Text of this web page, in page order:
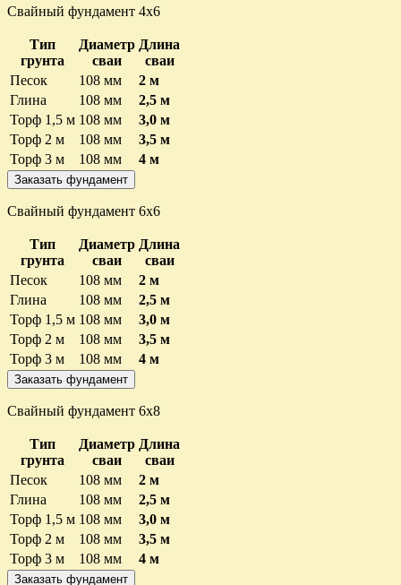
Свайный фундамент 4х6
Тип
грунта
Диаметр
сваи
Длина
сваи
Песок
108 мм
2 м
Глина
108 мм
2,5 м
Торф 1,5 м 108 мм
3,0 м
Торф 2 м
108 мм
3,5 м
Торф 3 м
108 мм 4 м
Заказать фундамент
Свайный фундамент 6х6
Тип
грунта
Диаметр
сваи
Длина
сваи
Песок
108 мм
2 м
Глина
108 мм
2,5 м
Торф 1,5 м 108 мм
3,0 м
Торф 2 м
108 мм
3,5 м
Торф 3 м
108 мм 4 м
Заказать фундамент
Свайный фундамент 6х8
Тип
грунта
Диаметр
сваи
Длина
сваи
Песок
108 мм
2 м
Глина
108 мм
2,5 м
Торф 1,5 м 108 мм
3,0 м
Торф 2 м
108 мм
3,5 м
Торф 3 м
108 мм 4 м
Заказать фундамент